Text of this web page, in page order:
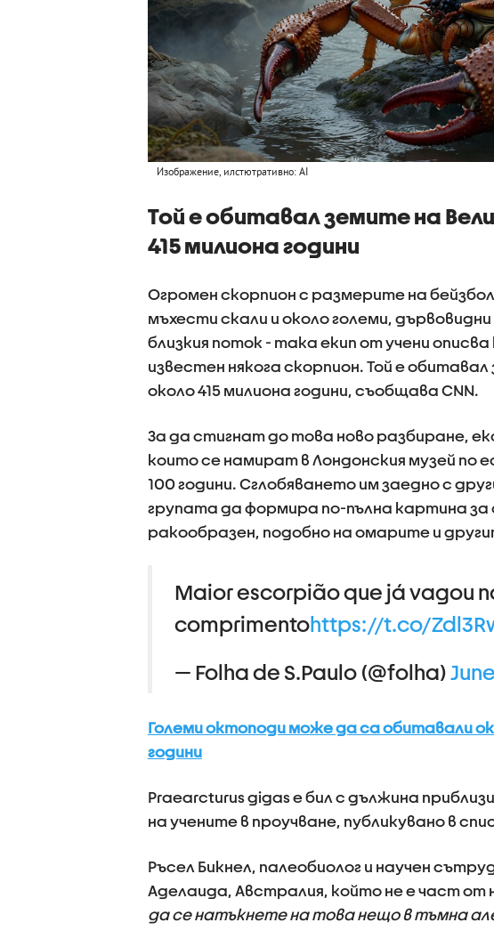
Изображение, илстютративно: AI
Той е обитавал земите на
415 милиона години
Огромен скорпион с размерите на
мъхести скали и около големи,
близкия поток - така екип от учени
известен някога скорпион. Той е
около 415 милиона години, съобщава CNN.
За да стигнат до това ново разбиране,
които се намират в Лондонския музей по
100 години. Сглобяването им заедно с
групата да формира по-пълна картина за
ракообразен, подобно на омарите и
Maior escorpião que já vagou
comprimentohttps://t.co/
— Folha de S.Paulo (@folha)
Големи октоподи може да са обитавали
години
Praearcturus gigas е бил с дължина
на учените в проучване, публикувано в
Ръсел Бикнел, палеобиолог и научен
Аделаида, Австралия, който не е част от
да се натъкнете на това нещо в тъмна